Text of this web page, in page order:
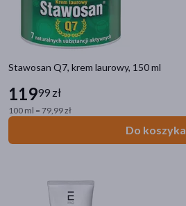
Stawosan Q7, krem laurowy, 150 ml
11999 zł
100 ml = 79,99 zł
Do koszyka